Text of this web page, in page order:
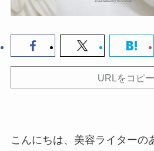
URLをコピ
こんにちは、美容ライターの